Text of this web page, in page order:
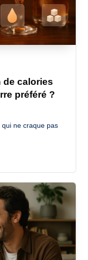
de calories
préféré ?
qui ne craque pas